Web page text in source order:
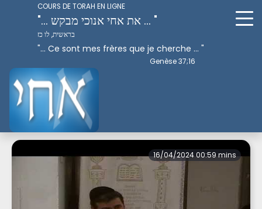
COURS DE TORAH EN LIGNE
"... את אחי אנוכי מבקש ... "
בראשית, לו כז
"... Ce sont mes frères que je cherche ... "
Genèse 37;16
Perek 1
16/04/2024 00:59 mins